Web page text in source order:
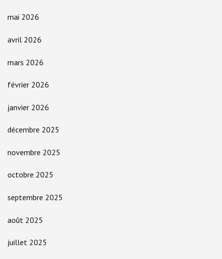
mai 2026
avril 2026
mars 2026
février 2026
janvier 2026
décembre 2025
novembre 2025
octobre 2025
septembre 2025
août 2025
juillet 2025